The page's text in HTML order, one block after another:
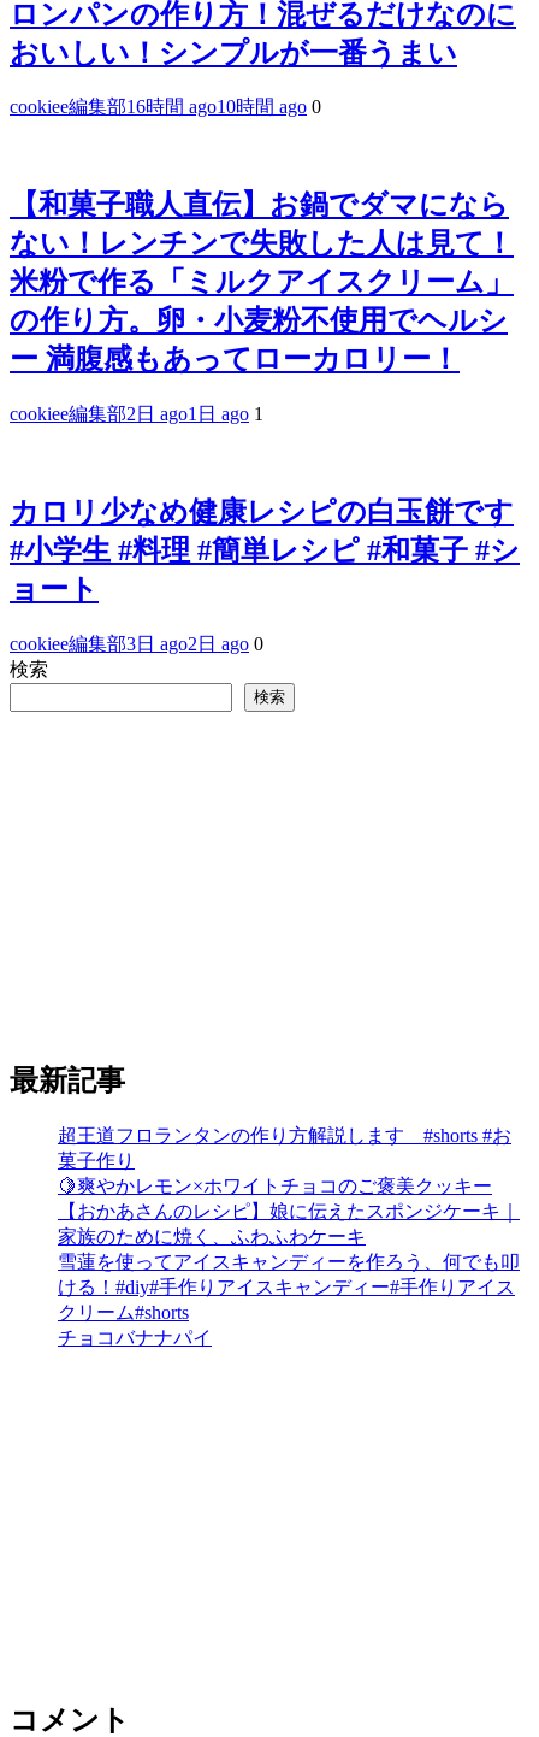
ロンパンの作り方！混ぜるだけなのに
おいしい！シンプルが一番うまい
cookiee編集部16時間 ago10時間 ago 0
【和菓子職人直伝】お鍋でダマになら
ない！レンチンで失敗した人は見て！
米粉で作る「ミルクアイスクリーム」
の作り方。卵・小麦粉不使用でヘルシ
ー 満腹感もあってローカロリー！
cookiee編集部2日 ago1日 ago 1
カロリ少なめ健康レシピの白玉餅です
#小学生 #料理 #簡単レシピ #和菓子 #シ
ョート
cookiee編集部3日 ago2日 ago 0
検索
検索
最新記事
超王道フロランタンの作り方解説します #shorts #お
菓子作り
🍋爽やかレモン×ホワイトチョコのご褒美クッキー
【おかあさんのレシピ】娘に伝えたスポンジケーキ｜
家族のために焼く、ふわふわケーキ
雪蓮を使ってアイスキャンディーを作ろう、何でも叩
ける！#diy#手作りアイスキャンディー#手作りアイス
クリーム#shorts
チョコバナナパイ
コメント